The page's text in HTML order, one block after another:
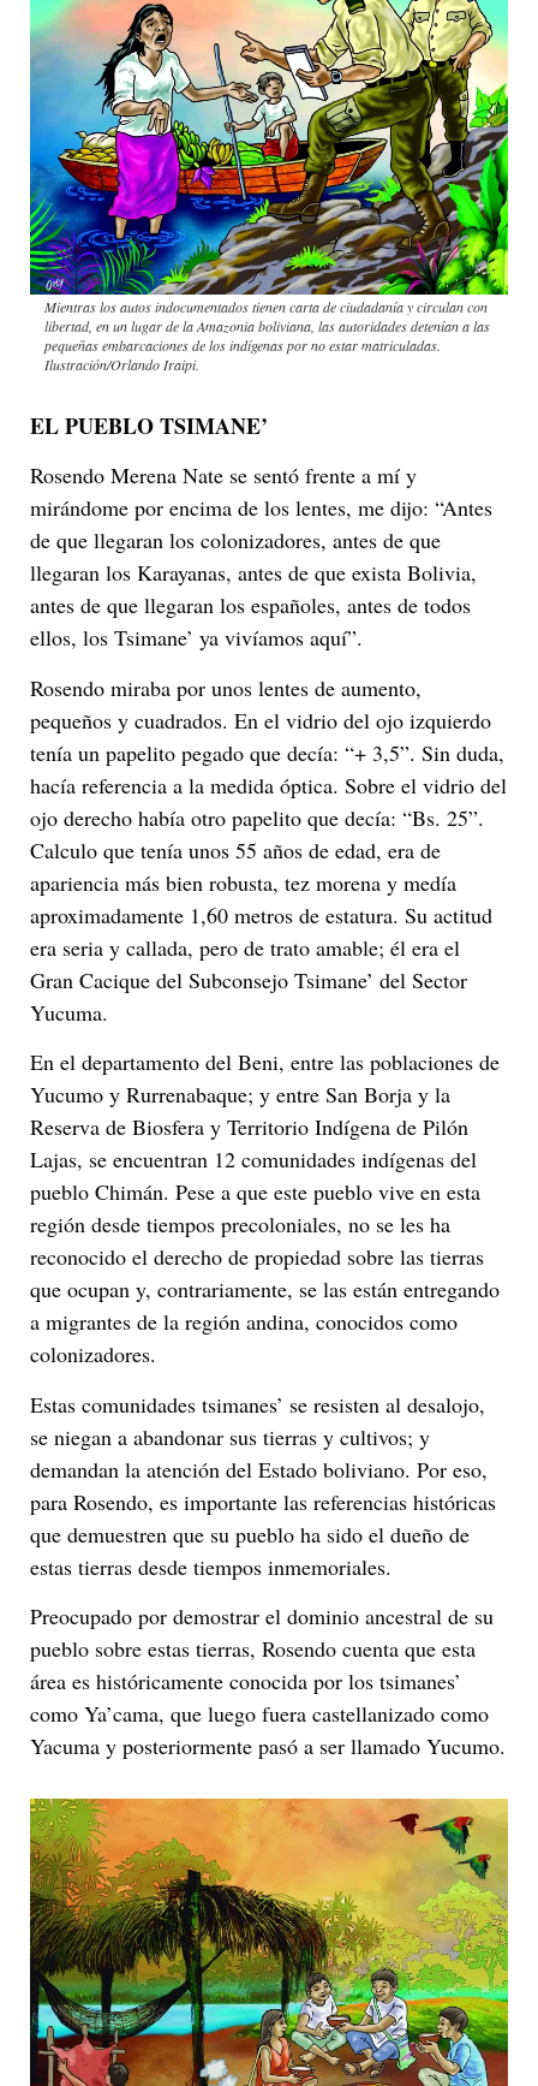
Mientras los autos indocumentados tienen carta de ciudadanía y circulan con
libertad, en un lugar de la Amazonia boliviana, las autoridades detenían a las
pequeñas embarcaciones de los indígenas por no estar matriculadas.
Ilustración/Orlando Iraipi.
EL PUEBLO TSIMANE’
Rosendo Merena Nate se sentó frente a mí y
mirándome por encima de los lentes, me dijo: “Antes
de que llegaran los colonizadores, antes de que
llegaran los Karayanas, antes de que exista Bolivia,
antes de que llegaran los españoles, antes de todos
ellos, los Tsimane’ ya vivíamos aquí”.
Rosendo miraba por unos lentes de aumento,
pequeños y cuadrados. En el vidrio del ojo izquierdo
tenía un papelito pegado que decía: “+ 3,5”. Sin duda,
hacía referencia a la medida óptica. Sobre el vidrio del
ojo derecho había otro papelito que decía: “Bs. 25”.
Calculo que tenía unos 55 años de edad, era de
apariencia más bien robusta, tez morena y medía
aproximadamente 1,60 metros de estatura. Su actitud
era seria y callada, pero de trato amable; él era el
Gran Cacique del Subconsejo Tsimane’ del Sector
Yucuma.
En el departamento del Beni, entre las poblaciones de
Yucumo y Rurrenabaque; y entre San Borja y la
Reserva de Biosfera y Territorio Indígena de Pilón
Lajas, se encuentran 12 comunidades indígenas del
pueblo Chimán. Pese a que este pueblo vive en esta
región desde tiempos precoloniales, no se les ha
reconocido el derecho de propiedad sobre las tierras
que ocupan y, contrariamente, se las están entregando
a migrantes de la región andina, conocidos como
colonizadores.
Estas comunidades tsimanes’ se resisten al desalojo,
se niegan a abandonar sus tierras y cultivos; y
demandan la atención del Estado boliviano. Por eso,
para Rosendo, es importante las referencias históricas
que demuestren que su pueblo ha sido el dueño de
estas tierras desde tiempos inmemoriales.
Preocupado por demostrar el dominio ancestral de su
pueblo sobre estas tierras, Rosendo cuenta que esta
área es históricamente conocida por los tsimanes’
como Ya’cama, que luego fuera castellanizado como
Yacuma y posteriormente pasó a ser llamado Yucumo.